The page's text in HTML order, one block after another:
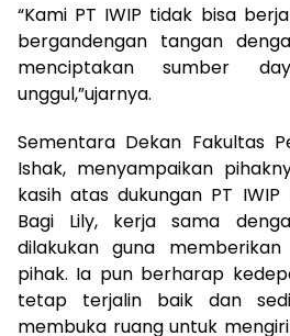
“Kami PT IWIP tidak bisa
bergandengan tangan
menciptakan sumber
unggul,”ujarnya.
Sementara Dekan Fakultas
Ishak, menyampaikan
kasih atas dukungan PT
Bagi Lily, kerja sama
dilakukan guna
pihak. Ia pun berharap
tetap terjalin baik dan
membuka ruang untuk